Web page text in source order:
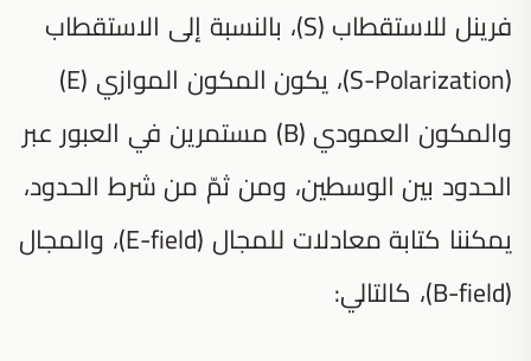
فرينل للاستقطاب (S)، بالنسبة إلى الاستقطاب
(S-Polarization)، يكون المكون الموازي (E)
والمكون العمودي (B) مستمرين في العبور عبر
الحدود بين الوسطين، ومن ثمّ من شرط الحدود،
يمكننا كتابة معادلات للمجال (E-field)، والمجال
(B-field)، كالتالي: